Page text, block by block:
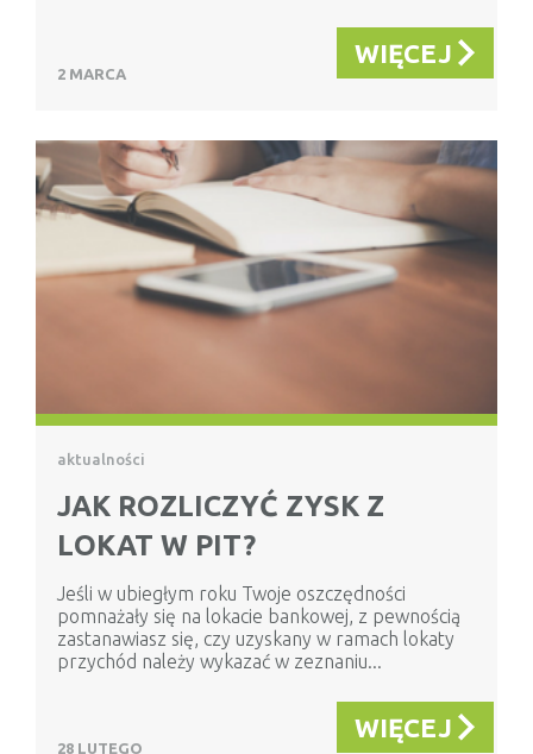
2 MARCA
WIĘCEJ
aktualności
JAK ROZLICZYĆ ZYSK Z
LOKAT W PIT?
Jeśli w ubiegłym roku Twoje oszczędności
pomnażały się na lokacie bankowej, z pewnością
zastanawiasz się, czy uzyskany w ramach lokaty
przychód należy wykazać w zeznaniu...
28 LUTEGO
WIĘCEJ